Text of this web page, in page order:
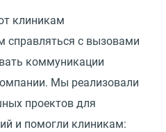
клиникам
справляться с вызовами
коммуникации
Мы реализовали
проектов для
и помогли клиникам: